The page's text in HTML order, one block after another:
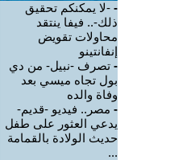
- -لا يمكنكم تحقيق
ذلك-.. فيفا ينتقد
محاولات تقويض
إنفانتينو
- تصرف -نبيل- من دي
بول تجاه ميسي بعد
وفاة والده
- مصر.. فيديو -قديم-
يدعي العثور على طفل
حديث الولادة بالقمامة
...